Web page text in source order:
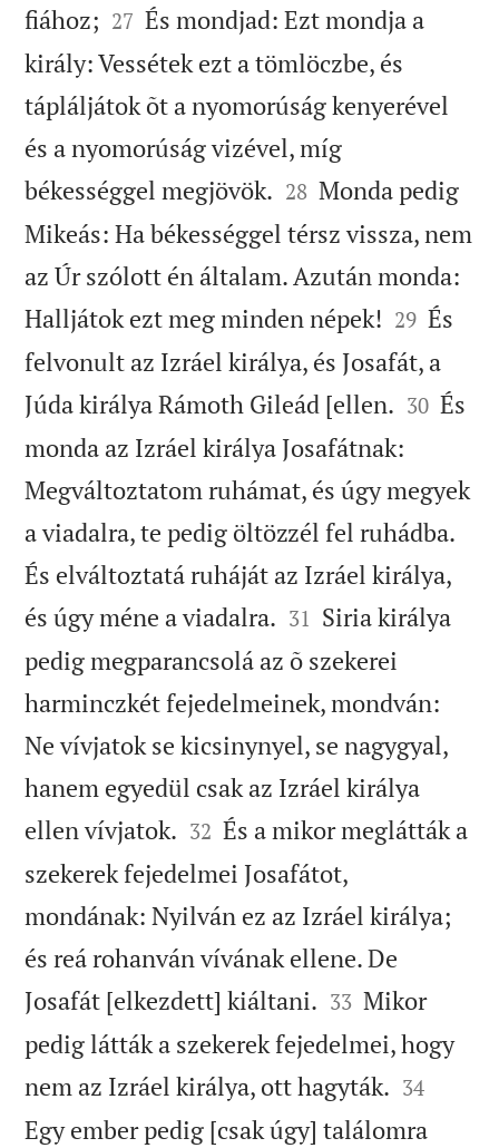
fiához; 

27 És mondjad: Ezt mondja a
király: Vessétek ezt a tömlöczbe, és
tápláljátok õt a nyomorúság kenyerével
és a nyomorúság vizével, míg
békességgel megjövök. 

28 Monda pedig
Mikeás: Ha békességgel térsz vissza, nem
az Úr szólott én általam. Azután monda:
Halljátok ezt meg minden népek! 

29 És
felvonult az Izráel királya, és Josafát, a
Júda királya Rámoth Gileád [ellen. 

30 És
monda az Izráel királya Josafátnak:
Megváltoztatom ruhámat, és úgy megyek
a viadalra, te pedig öltözzél fel ruhádba.
És elváltoztatá ruháját az Izráel királya,
és úgy méne a viadalra. 

31 Siria királya
pedig megparancsolá az õ szekerei
harminczkét fejedelmeinek, mondván:
Ne vívjatok se kicsinynyel, se nagygyal,
hanem egyedül csak az Izráel királya
ellen vívjatok. 

32 És a mikor meglátták a
szekerek fejedelmei Josafátot,
mondának: Nyilván ez az Izráel királya;
és reá rohanván vívának ellene. De
Josafát [elkezdett] kiáltani. 

33 Mikor
pedig látták a szekerek fejedelmei, hogy
nem az Izráel királya, ott hagyták. 

34
Egy ember pedig [csak úgy] találomra